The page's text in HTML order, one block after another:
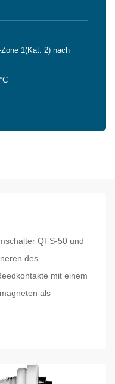
1(Kat. 2) nach
QFS-50 und
des
mit einem
als